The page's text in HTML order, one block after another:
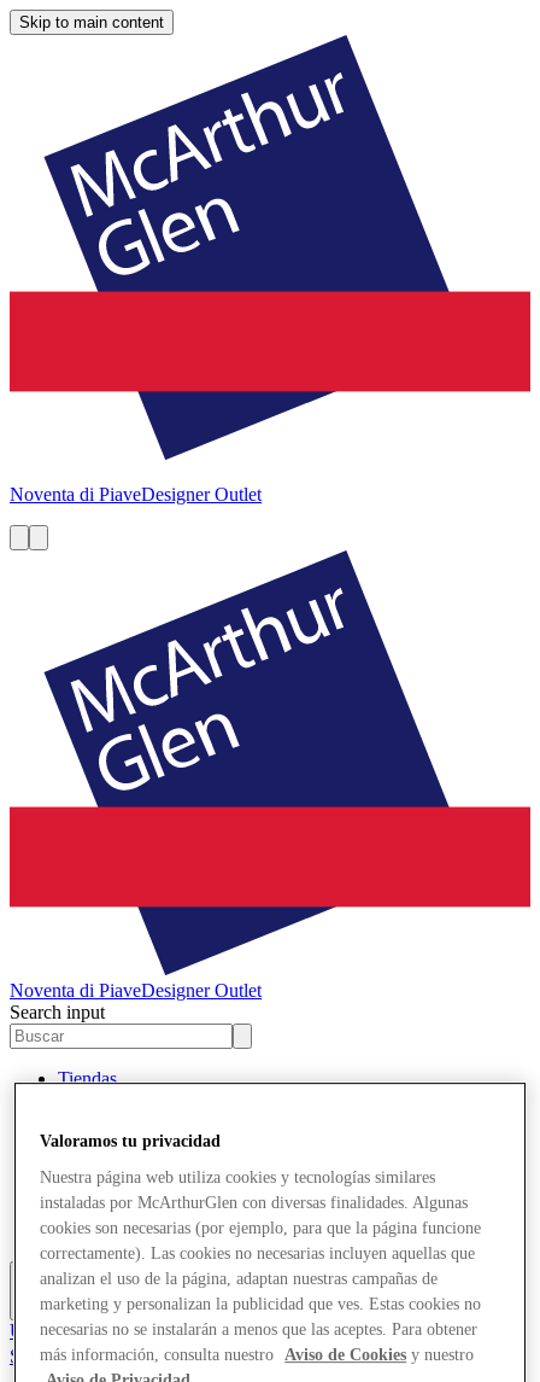
Skip to main content
Noventa di PiaveDesigner Outlet
Noventa di PiaveDesigner Outlet
Search input
Tiendas
¿Qué pasa?
Tarjetas regalo
Servicios
Guía de destinos
Más
Únete al Club
Salvado
es
Valoramos tu privacidad
Nuestra página web utiliza cookies y tecnologías similares
instaladas por McArthurGlen con diversas finalidades. Algunas
cookies son necesarias (por ejemplo, para que la página funcione
correctamente). Las cookies no necesarias incluyen aquellas que
analizan el uso de la página, adaptan nuestras campañas de
marketing y personalizan la publicidad que ves. Estas cookies no
necesarias no se instalarán a menos que las aceptes. Para obtener
más información, consulta nuestro
Aviso de Cookies y nuestro